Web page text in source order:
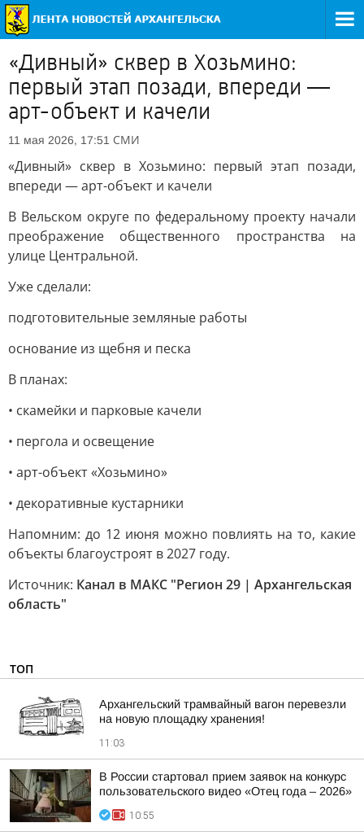
«Дивный» сквер в Хозьмино:
первый этап позади, впереди —
арт-объект и качели
11 мая 2026, 17:51 СМИ
«Дивный» сквер в Хозьмино: первый этап позади,
впереди — арт-объект и качели
В Вельском округе по федеральному проекту начали
преображение общественного пространства на
улице Центральной.
Уже сделали:
подготовительные земляные работы
основание из щебня и песка
В планах:
• скамейки и парковые качели
• пергола и освещение
• арт-объект «Хозьмино»
• декоративные кустарники
Напомним: до 12 июня можно повлиять на то, какие
объекты благоустроят в 2027 году.
Источник: Канал в МАКС "Регион 29 | Архангельская
область"
ТОП
Архангельский трамвайный вагон перевезли
на новую площадку хранения!
11:03
В России стартовал прием заявок на конкурс
пользовательского видео «Отец года – 2026»
10:55